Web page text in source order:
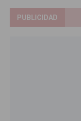
PUBLICIDAD